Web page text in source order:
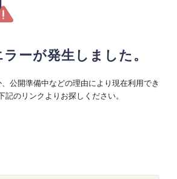
ーが発生しました。
公開準備中などの理由により現在利用でき
のリンクよりお探しください。